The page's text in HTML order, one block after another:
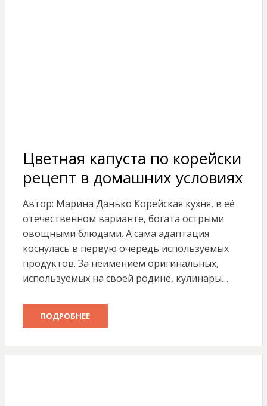
Цветная капуста по корейски
рецепт в домашних условиях
Автор: Марина Данько Корейская кухня, в её
отечественном варианте, богата острыми
овощными блюдами. А сама адаптация
коснулась в первую очередь используемых
продуктов. За неимением оригинальных,
используемых на своей родине, кулинары…
ПОДРОБНЕЕ